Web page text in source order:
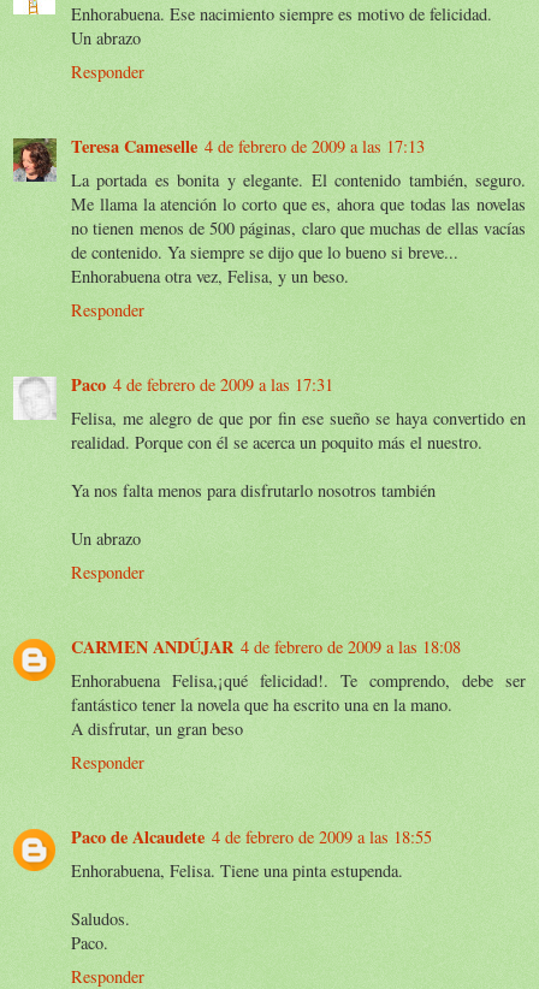
Enhorabuena. Ese nacimiento siempre es motivo de felicidad.
Un abrazo
Responder
Teresa Cameselle 4 de febrero de 2009 a las 17:13
La portada es bonita y elegante. El contenido también, seguro.
Me llama la atención lo corto que es, ahora que todas las novelas
no tienen menos de 500 páginas, claro que muchas de ellas vacías
de contenido. Ya siempre se dijo que lo bueno si breve...
Enhorabuena otra vez, Felisa, y un beso.
Responder
Paco 4 de febrero de 2009 a las 17:31
Felisa, me alegro de que por fin ese sueño se haya convertido en
realidad. Porque con él se acerca un poquito más el nuestro.
Ya nos falta menos para disfrutarlo nosotros también
Un abrazo
Responder
CARMEN ANDÚJAR 4 de febrero de 2009 a las 18:08
Enhorabuena Felisa,¡qué felicidad!. Te comprendo, debe ser
fantástico tener la novela que ha escrito una en la mano.
A disfrutar, un gran beso
Responder
Paco de Alcaudete 4 de febrero de 2009 a las 18:55
Enhorabuena, Felisa. Tiene una pinta estupenda.
Saludos.
Paco.
Responder